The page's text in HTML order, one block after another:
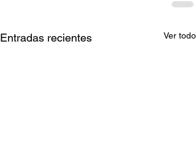
Entradas recientes Ver todo